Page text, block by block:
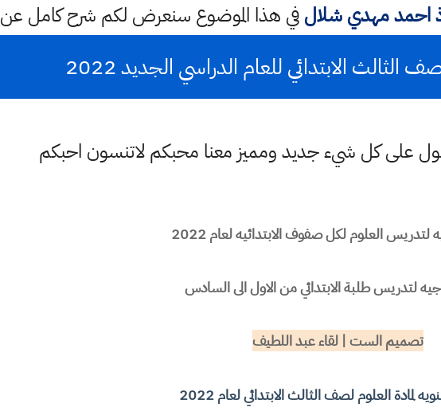
احمد مهدي شلالفي هذا الموضوع سنعرض لكم شرح كامل عن
الابتدائي للعام الدراسي الجديد 2022
على كل شيء جديد ومميز معنا محبكم لاتنسون احبكم
لتدريس العلوم لكل صفوف الابتدائيه لعام 2022
لتدريس طلبة الابتدائي من الاول الى السادس
تصميم الست | لقاء عبد اللطيف
لمادة العلوم لصف الثالث الابتدائي لعام 2022